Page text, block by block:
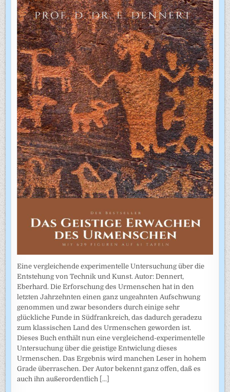
Eine vergleichende experimentelle Untersuchung über die
Entstehung von Technik und Kunst. Autor: Dennert,
Eberhard. Die Erforschung des Urmenschen hat in den
letzten Jahrzehnten einen ganz ungeahnten Aufschwung
genommen und zwar besonders durch einige sehr
glückliche Funde in Südfrankreich, das dadurch geradezu
zum klassischen Land des Urmenschen geworden ist.
Dieses Buch enthält nun eine vergleichend-experimentelle
Untersuchung über die geistige Entwiclung dieses
Urmenschen. Das Ergebnis wird manchen Leser in hohem
Grade überraschen. Der Autor bekennt ganz offen, daß es
auch ihn außerordentlich [...]